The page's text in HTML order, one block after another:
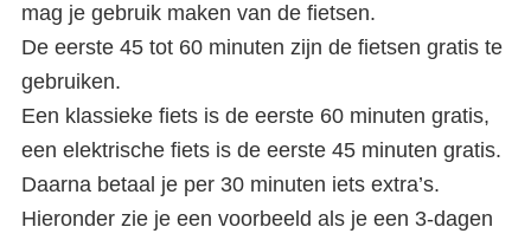
mag je gebruik maken van de fietsen.
De eerste 45 tot 60 minuten zijn de fietsen gratis te
gebruiken.
Een klassieke fiets is de eerste 60 minuten gratis,
een elektrische fiets is de eerste 45 minuten gratis.
Daarna betaal je per 30 minuten iets extra’s.
Hieronder zie je een voorbeeld als je een 3-dagen